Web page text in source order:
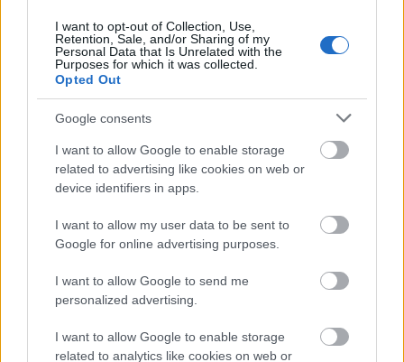
I want to opt-out of Collection, Use,
Retention, Sale, and/or Sharing of my
Personal Data that Is Unrelated with the
Purposes for which it was collected.
Opted Out
Google consents
I want to allow Google to enable storage
related to advertising like cookies on web or
device identifiers in apps.
I want to allow my user data to be sent to
Google for online advertising purposes.
I want to allow Google to send me
personalized advertising.
I want to allow Google to enable storage
related to analytics like cookies on web or
Ακολουθήστε το